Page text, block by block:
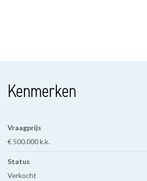
Kenmerken
Vraagprijs
€ 500.000 k.k.
Status
Verkocht